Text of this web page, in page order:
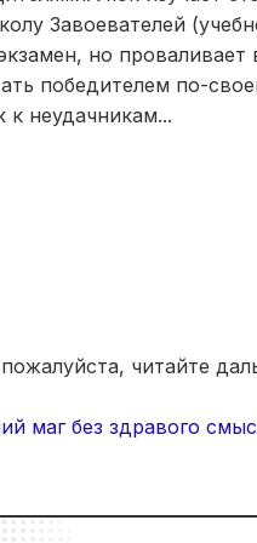
Завоевателей
но проваливает
победителем по-
к неудачникам...
читайте
маг без здравого